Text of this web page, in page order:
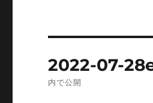
稿
2022-07-
内で公開